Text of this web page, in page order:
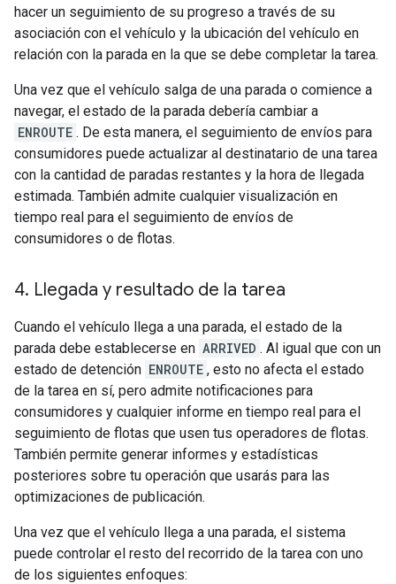
hacer un seguimiento de su progreso a través de su
asociación con el vehículo y la ubicación del vehículo en
relación con la parada en la que se debe completar la tarea.
Una vez que el vehículo salga de una parada o comience a
navegar, el estado de la parada debería cambiar a
ENROUTE . De esta manera, el seguimiento de envíos para
consumidores puede actualizar al destinatario de una tarea
con la cantidad de paradas restantes y la hora de llegada
estimada. También admite cualquier visualización en
tiempo real para el seguimiento de envíos de
consumidores o de flotas.
4. Llegada y resultado de la tarea
Cuando el vehículo llega a una parada, el estado de la
parada debe establecerse en ARRIVED . Al igual que con un
estado de detención ENROUTE , esto no afecta el estado
de la tarea en sí, pero admite notificaciones para
consumidores y cualquier informe en tiempo real para el
seguimiento de flotas que usen tus operadores de flotas.
También permite generar informes y estadísticas
posteriores sobre tu operación que usarás para las
optimizaciones de publicación.
Una vez que el vehículo llega a una parada, el sistema
puede controlar el resto del recorrido de la tarea con uno
de los siguientes enfoques: